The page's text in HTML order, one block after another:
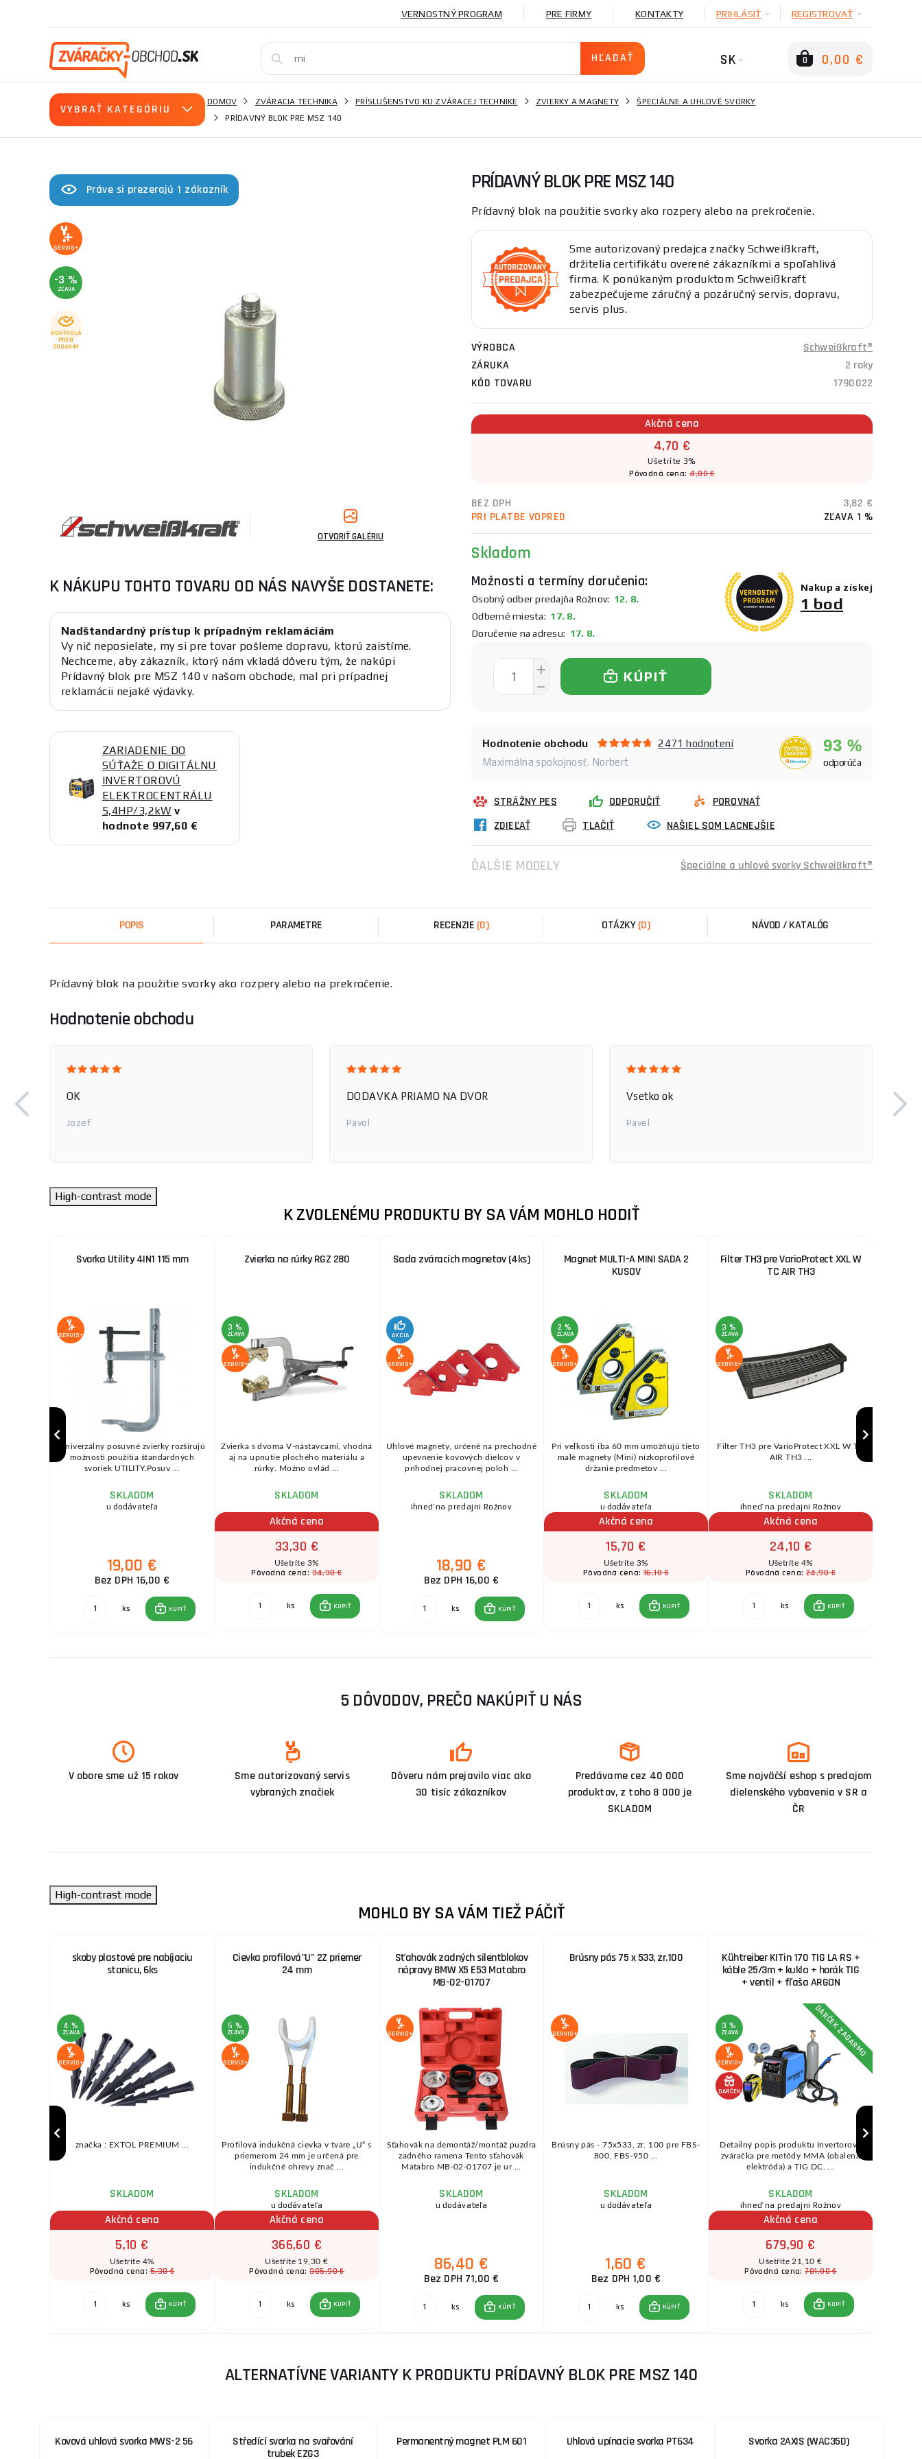
VERNOSTNÝ PROGRAM PRE FIRMY KONTAKTY PRIHLÁSIŤ REGISTROVAŤ
SK 0 0,00 €
VYBRAŤ KATEGÓRIU
DOMOV ZVÁRACIA TECHNIKA PRÍSLUŠENSTVO KU ZVÁRACEJ TECHNIKE ZVIERKY A MAGNETY
ŠPECIÁLNE A UHLOVÉ SVORKY
PRÍDAVNÝ BLOK PRE MSZ 140
Práve si prezerajú 1 zákazník
SERVIS+
-3 %
ZĽAVA
KONTROLA
PRED
DODANÍM
OTVORIŤ GALÉRIU
K NÁKUPU TOHTO TOVARU OD NÁS NAVYŠE DOSTANETE:
Nadštandardný prístup k prípadným reklamáciám
Vy nič neposielate, my si pre tovar pošleme dopravu, ktorú zaistíme.
Nechceme, aby zákazník, ktorý nám vkladá dôveru tým, že nakúpi
Prídavný blok pre MSZ 140 v našom obchode, mal pri prípadnej
reklamácii nejaké výdavky.
ZARIADENIE DO
SÚŤAŽE O DIGITÁLNU
INVERTOROVÚ
ELEKTROCENTRÁLU
5,4HP/3,2kW v
hodnote 997,60 €
PRÍDAVNÝ BLOK PRE MSZ 140
Prídavný blok na použitie svorky ako rozpery alebo na prekročenie.
Sme autorizovaný predajca značky Schweißkraft,
držitelia certifikátu overené zákazníkmi a spoľahlivá
firma. K ponúkaným produktom Schweißkraft
zabezpečujeme záručný a pozáručný servis, dopravu,
servis plus.
VÝROBCA
Schweißkraft®
ZÁRUKA
2 roky
KÓD TOVARU
1790022
Akčná cena
4,70 €
Ušetríte 3%
Pôvodná cena:4,80 €
BEZ DPH
3,82 €
PRI PLATBE VOPRED
ZĽAVA 1 %
Skladom
Možnosti a termíny doručenia:
Osobný odber predajňa Rožnov: 12. 8.
Odberné miesta: 17. 8.
Doručenie na adresu: 17. 8.
Nakup a získej
1 bod
KÚPIŤ
Hodnotenie obchodu
2471 hodnotení
Maximálna spokojnosť. Norbert
93 %
odporúča
STRÁŽNY PES ODPORUČIŤ
POROVNAŤ
ZDIEĽAŤ
TLAČIŤ NAŠIEL SOM LACNEJŠIE
ĎALŠIE MODELY Špeciálne a uhlové svorky Schweißkraft®
POPIS PARAMETRE RECENZIE (0) OTÁZKY (0) NÁVOD / KATALÓG
Prídavný blok na použitie svorky ako rozpery alebo na prekročenie.
Hodnotenie obchodu
OK
Jozef
DODAVKA PRIAMO NA DVOR
Pavol
Vsetko ok
Pavel
High-contrast mode
K ZVOLENÉMU PRODUKTU BY SA VÁM MOHLO HODIŤ
Svorka Utility 4IN1 115 mm
SERVIS+
Univerzálny posuvné zvierky rozširujú
možnosti použitia štandardných
svoriek UTILITY.Posuv ...
SKLADOM
u dodávateľa
19,00 €
Bez DPH 16,00 €
ks KÚPIŤ
Zvierka na rúrky RGZ 280
3 %
ZĽAVA
SERVIS+
Zvierka s dvoma V-nástavcami, vhodná
aj na upnutie plochého materiálu a
rúrky. Možno ovlád ...
SKLADOM
Akčná cena
33,30 €
Ušetríte 3%
Pôvodná cena:34,30 €
ks KÚPIŤ
Sada zváracích magnetov (4ks)
AKCIA
SERVIS+
Uhlové magnety, určené na prechodné
upevnenie kovových dielcov v
príhodnej pracovnej poloh ...
SKLADOM
ihneď na predajni Rožnov
18,90 €
Bez DPH 16,00 €
ks KÚPIŤ
Magnet MULTI-A MINI SADA 2
KUSOV
2 %
ZĽAVA
SERVIS+
Pri veľkosti iba 60 mm umožňujú tieto
malé magnety (Mini) nízkoprofilové
držanie predmetov ...
SKLADOM
u dodávateľa
Akčná cena
15,70 €
Ušetríte 3%
Pôvodná cena:16,10 €
ks KÚPIŤ
Filter TH3 pre VarioProtect XXL W
TC AIR TH3
3 %
ZĽAVA
SERVIS+
Filter TH3 pre VarioProtect XXL W TC
AIR TH3 ...
SKLADOM
ihneď na predajni Rožnov
Akčná cena
24,10 €
Ušetríte 4%
Pôvodná cena:24,90 €
ks KÚPIŤ
5 DÔVODOV, PREČO NAKÚPIŤ U NÁS
V obore sme už 15 rokov
Sme autorizovaný servis
vybraných značiek
Dôveru nám prejavilo viac ako
30 tisíc zákazníkov
Predávame cez 40 000
produktov, z toho 8 000 je
SKLADOM
Sme najväčší eshop s predajom
dielenského vybavenia v SR a
ČR
High-contrast mode
MOHLO BY SA VÁM TIEŽ PÁČIŤ
skoby plastové pre nabíjaciu
stanicu, 6ks
4 %
ZĽAVA
SERVIS+
značka : EXTOL PREMIUM ...
SKLADOM
Akčná cena
5,10 €
Ušetríte 4%
Pôvodná cena:5,30 €
ks KÚPIŤ
Cievka profilová"U" 2Z priemer
24 mm
5 %
ZĽAVA
SERVIS+
Profilová indukčná cievka v tvare „U“ s
priemerom 24 mm je určená pre
indukčné ohrevy znač ...
SKLADOM
u dodávateľa
Akčná cena
366,60 €
Ušetříte 19,30 €
Pôvodná cena:385,90 €
ks KÚPIŤ
Sťahovák zadných silentblokov
nápravy BMW X5 E53 Matabro
MB-02-01707
SERVIS+
Sťahovák na demontáž/montáž puzdra
zadného ramena Tento sťahovák
Matabro MB-02-01707 je ur ...
SKLADOM
u dodávateľa
86,40 €
Bez DPH 71,00 €
ks KÚPIŤ
Brúsny pás 75 x 533, zr.100
SERVIS+
Brúsny pás - 75x533, zr. 100 pre FBS-
800, FBS-950 ...
SKLADOM
u dodávateľa
1,60 €
Bez DPH 1,00 €
ks KÚPIŤ
Kühtreiber KITin 170 TIG LA RS +
káble 25/3m + kukla + horák TIG
+ ventil + fľaša ARGON
3 %
ZĽAVA
SERVIS+
DARČEK
DARČEK ZADARMO
Detailný popis produktu Invertorová
zváračka pre metódy MMA (obalená
elektróda) a TIG DC. ...
SKLADOM
ihneď na predajni Rožnov
Akčná cena
679,90 €
Ušetříte 21,10 €
Pôvodná cena:701,00 €
ks KÚPIŤ
ALTERNATÍVNE VARIANTY K PRODUKTU PRÍDAVNÝ BLOK PRE MSZ 140
Kovová uhlová svorka MWS-2 56
Středící svorka na svařování
trubek EZG3
Permanentný magnet PLM 601 Uhlová upínacie svorka PT634 Svorka 2AXIS (WAC35D)